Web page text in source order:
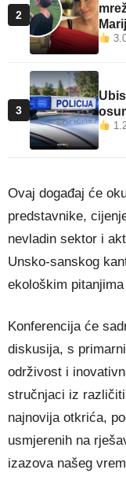
2
3
Ovaj događaj će
predstavnike,
nevladin sektor i
Unsko-sanskog
ekološkim
Konferencija će
diskusija, s
održivost i
stručnjaci iz
najnovija otkrića,
usmjerenih na
izazova našeg